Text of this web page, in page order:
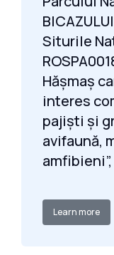
Siturile
Hășmaș
interes
pajiști și
avifaună,
Learn more